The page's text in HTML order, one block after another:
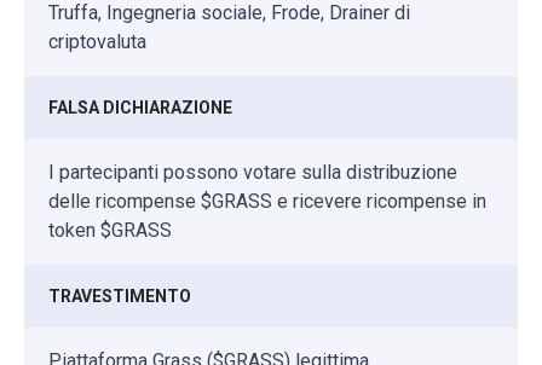
Truffa, Ingegneria sociale, Frode, Drainer di
criptovaluta
FALSA DICHIARAZIONE
I partecipanti possono votare sulla distribuzione
delle ricompense $GRASS e ricevere ricompense in
token $GRASS
TRAVESTIMENTO